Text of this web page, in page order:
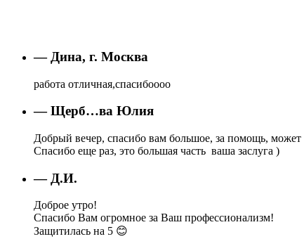
— Дина, г. Москва
работа отличная,спасибоооо
— Щерб…ва Юлия
Добрый вечер, спасибо вам большое, за помощь, может
Спасибо еще раз, это большая часть ваша заслуга )
— Д.И.
Доброе утро!
Спасибо Вам огромное за Ваш профессионализм!
Защитилась на 5 😊